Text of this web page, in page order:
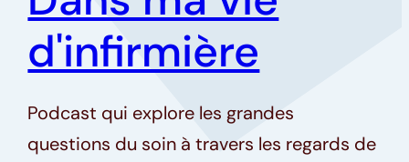
d'infirmière
Podcast qui explore les grandes
questions du soin à travers les regards de